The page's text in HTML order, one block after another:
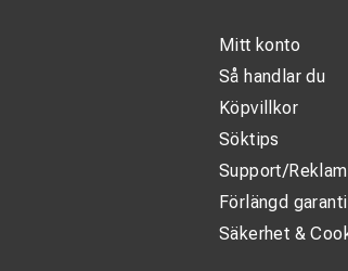
Mitt konto
Så handlar du
Köpvillkor
Söktips
Support/
Förlängd garanti
Säkerhet &